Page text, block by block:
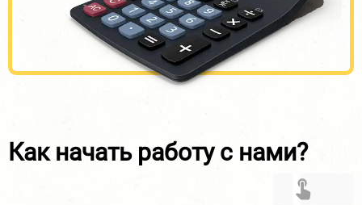
Как начать работу с нами?